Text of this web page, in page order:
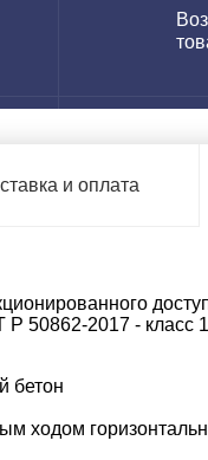
и оплата
Р 50862-2017 - класс
бетон
ходом